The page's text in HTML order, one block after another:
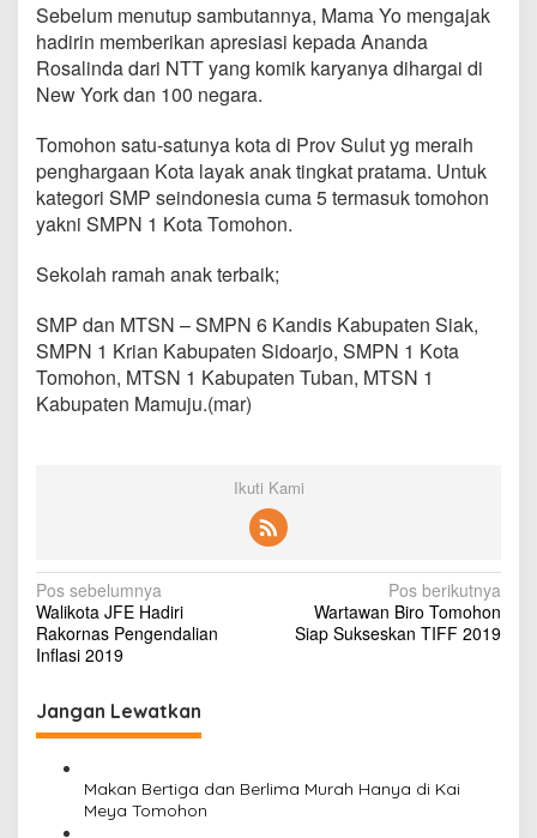
Sebelum menutup sambutannya, Mama Yo mengajak
hadirin memberikan apresiasi kepada Ananda
Rosalinda dari NTT yang komik karyanya dihargai di
New York dan 100 negara.
Tomohon satu-satunya kota di Prov Sulut yg meraih
penghargaan Kota layak anak tingkat pratama. Untuk
kategori SMP seindonesia cuma 5 termasuk tomohon
yakni SMPN 1 Kota Tomohon.
Sekolah ramah anak terbaik;
SMP dan MTSN – SMPN 6 Kandis Kabupaten Siak,
SMPN 1 Krian Kabupaten Sidoarjo, SMPN 1 Kota
Tomohon, MTSN 1 Kabupaten Tuban, MTSN 1
Kabupaten Mamuju.(mar)
Ikuti Kami
N
a
v
i
g
Pos sebelumnya
Walikota JFE Hadiri
Rakornas Pengendalian
Inflasi 2019
Pos berikutnya
Wartawan Biro Tomohon
Siap Sukseskan TIFF 2019
Jangan Lewatkan
Makan Bertiga dan Berlima Murah Hanya di Kai
Meya Tomohon